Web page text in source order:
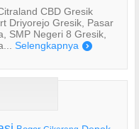
CBD Gresik
Driyorejo Gresik, Pasar
SMP Negeri 8 Gresik,
Selengkapnya )